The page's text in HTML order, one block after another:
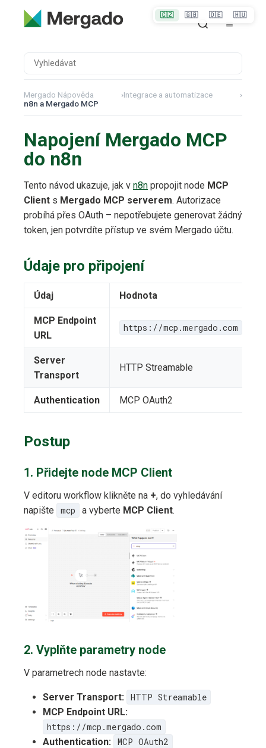
Mergado Nápověda ›Integrace a automatizace
›
n8n a Mergado MCP
Napojení Mergado MCP
do n8n
Tento návod ukazuje, jak v n8n propojit node MCP
Client s Mergado MCP serverem. Autorizace
probíhá přes OAuth – nepotřebujete generovat žádný
token, jen potvrdíte přístup ve svém Mergado účtu.
Údaje pro připojení
Údaj Hodnota
MCP Endpoint
URL
https://mcp.mergado.com
Server
Transport
HTTP Streamable
Authentication MCP OAuth2
Postup
1. Přidejte node MCP Client
V editoru workflow klikněte na +, do vyhledávání
napište
mcp a vyberte MCP Client.
2. Vyplňte parametry node
V parametrech node nastavte:
Server Transport: HTTP Streamable
MCP Endpoint URL:
https://mcp.mergado.com
Authentication: MCP OAuth2
🇨🇿 🇬🇧 🇩🇪 🇭🇺